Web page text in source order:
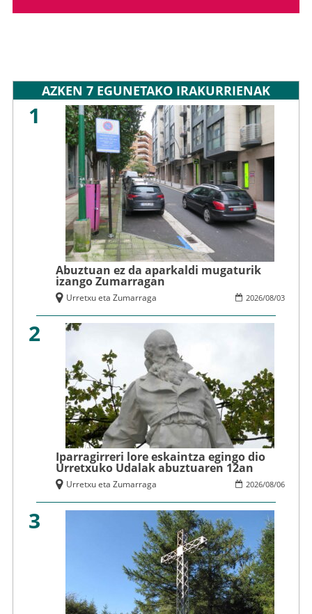
AZKEN 7 EGUNETAKO IRAKURRIENAK
1
Abuztuan ez da aparkaldi mugaturik
izango Zumarragan
2026/08/03
Urretxu eta Zumarraga
2
Iparragirreri lore eskaintza egingo dio
Urretxuko Udalak abuztuaren 12an
2026/08/06
Urretxu eta Zumarraga
3